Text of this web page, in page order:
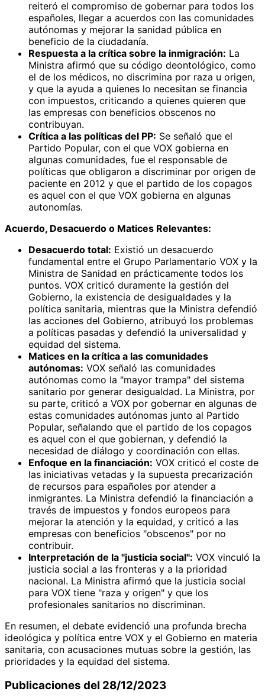
reiteró el compromiso de gobernar para todos los
españoles, llegar a acuerdos con las comunidades
autónomas y mejorar la sanidad pública en
beneficio de la ciudadanía.
Respuesta a la crítica sobre la inmigración: La
Ministra afirmó que su código deontológico, como
el de los médicos, no discrimina por raza u origen,
y que la ayuda a quienes lo necesitan se financia
con impuestos, criticando a quienes quieren que
las empresas con beneficios obscenos no
contribuyan.
Crítica a las políticas del PP: Se señaló que el
Partido Popular, con el que VOX gobierna en
algunas comunidades, fue el responsable de
políticas que obligaron a discriminar por origen de
paciente en 2012 y que el partido de los copagos
es aquel con el que VOX gobierna en algunas
autonomías.
Acuerdo, Desacuerdo o Matices Relevantes:
Desacuerdo total: Existió un desacuerdo
fundamental entre el Grupo Parlamentario VOX y la
Ministra de Sanidad en prácticamente todos los
puntos. VOX criticó duramente la gestión del
Gobierno, la existencia de desigualdades y la
política sanitaria, mientras que la Ministra defendió
las acciones del Gobierno, atribuyó los problemas
a políticas pasadas y defendió la universalidad y
equidad del sistema.
Matices en la crítica a las comunidades
autónomas: VOX señaló las comunidades
autónomas como la "mayor trampa" del sistema
sanitario por generar desigualdad. La Ministra, por
su parte, criticó a VOX por gobernar en algunas de
estas comunidades autónomas junto al Partido
Popular, señalando que el partido de los copagos
es aquel con el que gobiernan, y defendió la
necesidad de diálogo y coordinación con ellas.
Enfoque en la financiación: VOX criticó el coste de
las iniciativas vetadas y la supuesta precarización
de recursos para españoles por atender a
inmigrantes. La Ministra defendió la financiación a
través de impuestos y fondos europeos para
mejorar la atención y la equidad, y criticó a las
empresas con beneficios "obscenos" por no
contribuir.
Interpretación de la "justicia social": VOX vinculó la
justicia social a las fronteras y a la prioridad
nacional. La Ministra afirmó que la justicia social
para VOX tiene "raza y origen" y que los
profesionales sanitarios no discriminan.
En resumen, el debate evidenció una profunda brecha
ideológica y política entre VOX y el Gobierno en materia
sanitaria, con acusaciones mutuas sobre la gestión, las
prioridades y la equidad del sistema.
Publicaciones del 28/12/2023